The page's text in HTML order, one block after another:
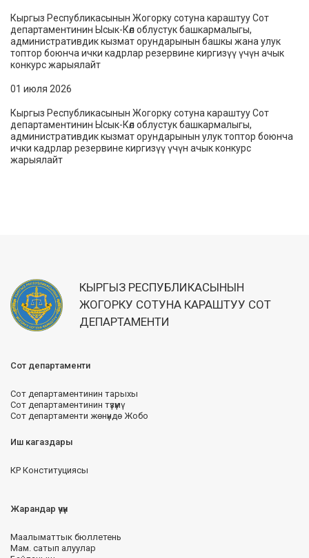
Кыргыз Республикасынын Жогорку сотуна караштуу Сот
департаментинин Ысык-Көл облустук башкармалыгы,
административдик кызмат орундарынын башкы жана улук
топтор боюнча ички кадрлар резервине киргизүү үчүн ачык
конкурс жарыялайт
01 июля 2026
Кыргыз Республикасынын Жогорку сотуна караштуу Сот
департаментинин Ысык-Көл облустук башкармалыгы,
административдик кызмат орундарынын улук топтор боюнча
ички кадрлар резервине киргизүү үчүн ачык конкурс
жарыялайт
КЫРГЫЗ РЕСПУБЛИКАСЫНЫН
ЖОГОРКУ СОТУНА КАРАШТУУ СОТ
ДЕПАРТАМЕНТИ
Сот департаменти
Сот департаментинин тарыхы
Сот департаментинин түзүмү
Сот департаменти жөнүндө Жобо
Иш кагаздары
КР Конституциясы
Жарандар үчүн
Маалыматтык бюллетень
Мам. сатып алуулар